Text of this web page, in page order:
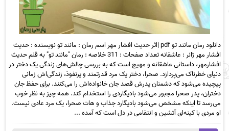
دانلود رمان مانند تو pdf |اثر حدیث افشار مهر اسم رمان : مانند تو نویسنده : حدیث
افشار مهر ژانر : عاشقانه تعداد صفحات : 311 خلاصه : رمان "مانند تو" به قلم حدیث
افشارمهر، داستانی عاشقانه و مهیج است که به بررسی چالش‌های زندگی یک دختر در
دنیای خطرناک می‌پردازد. صحرا، دختر یک مرد قدرتمند و پرنفوذ، زندگی‌اش زمانی
پیچیده می‌شود که دشمنان پدرش قصد جان خانواده‌اش را می‌کنند. برای حفظ جان
دختران، پدر صحرا مجبور می‌شود بادیگاردی را استخدام کند. همه چیز به نظر خوب
می‌رسد تا اینکه مشخص می‌شود بادیگارد جذاب و هات صحرا، یک مرد عادی نیست.
او مردی با کینه‌ای آتشین و انتقامی در دل است که آمده ...